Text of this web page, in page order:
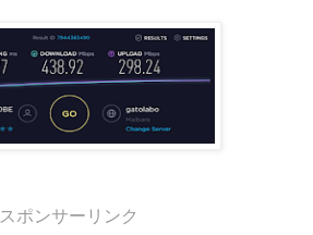
スポンサーリンク